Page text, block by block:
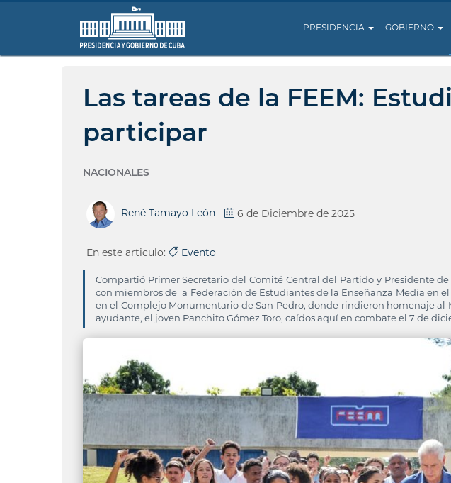
PRESIDENCIA GOBIERNO
Las tareas de la FEEM:
participar
NACIONALES
René Tamayo León 6 de Diciembre de 2025
En este articulo: Evento
Compartió Primer Secretario del Comité Central del Partido y Presidente
con miembros de la Federación de Estudiantes de la Enseñanza Media en
en el Complejo Monumentario de San Pedro, donde rindieron homenaje al
ayudante, el joven Panchito Gómez Toro, caídos aquí en combate el 7 de